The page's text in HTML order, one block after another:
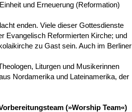
und Erneuerung (Reformation)
enden. Viele dieser Gottesdienste
Evangelisch Reformierten Kirche; und
zu Gast sein. Auch im Berliner
Liturgen und Musikerinnen
Nordamerika und Lateinamerika, der
(»Worship Team«)